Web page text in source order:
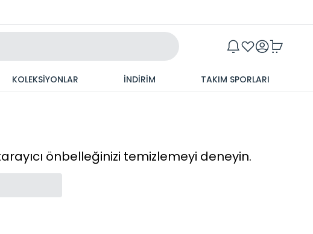
KOLEKSİYONLAR İNDİRİM TAKIM SPORLARI
önbelleğinizi temizlemeyi deneyin.